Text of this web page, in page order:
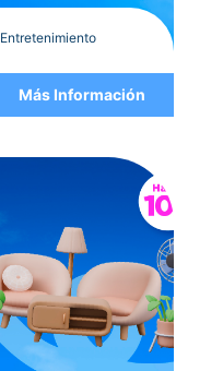
Entretenimiento
Más Información